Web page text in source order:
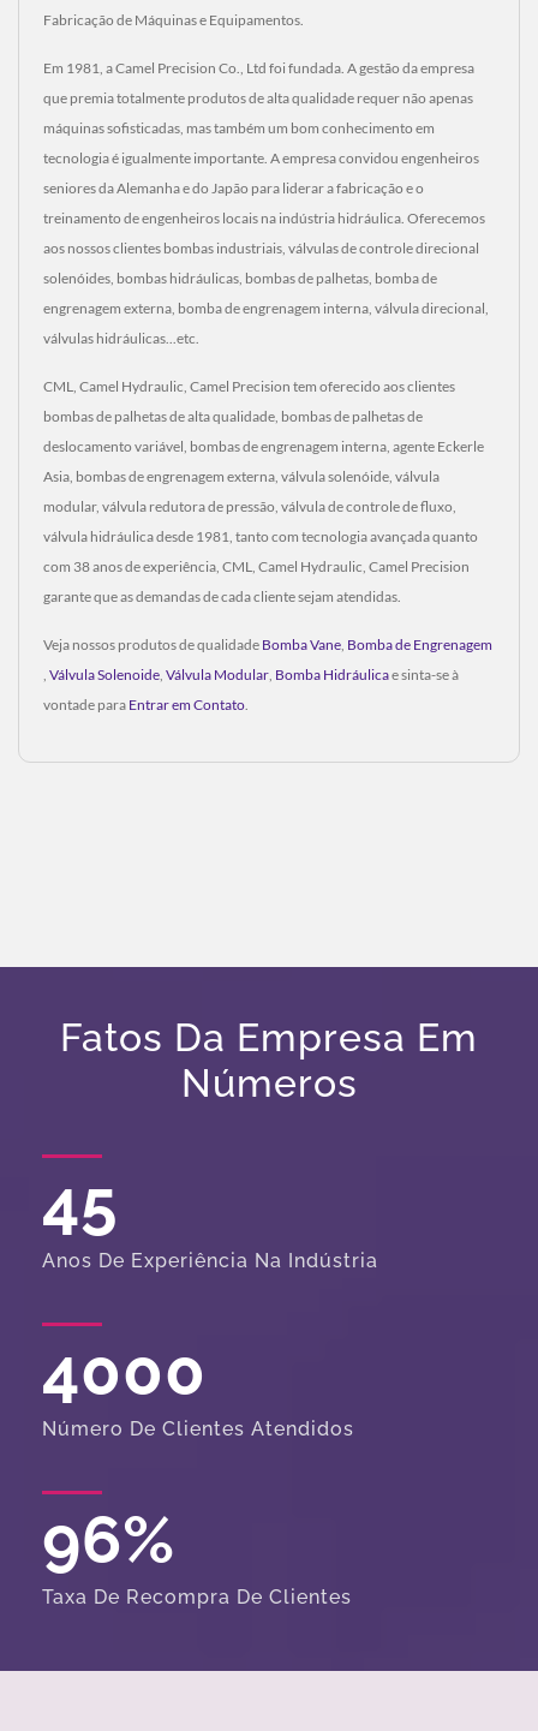
Fabricação de Máquinas e Equipamentos.
Em 1981, a Camel Precision Co., Ltd foi fundada. A gestão da empresa
que premia totalmente produtos de alta qualidade requer não apenas
máquinas sofisticadas, mas também um bom conhecimento em
tecnologia é igualmente importante. A empresa convidou engenheiros
seniores da Alemanha e do Japão para liderar a fabricação e o
treinamento de engenheiros locais na indústria hidráulica. Oferecemos
aos nossos clientes bombas industriais, válvulas de controle direcional
solenóides, bombas hidráulicas, bombas de palhetas, bomba de
engrenagem externa, bomba de engrenagem interna, válvula direcional,
válvulas hidráulicas...etc.
CML, Camel Hydraulic, Camel Precision tem oferecido aos clientes
bombas de palhetas de alta qualidade, bombas de palhetas de
deslocamento variável, bombas de engrenagem interna, agente Eckerle
Asia, bombas de engrenagem externa, válvula solenóide, válvula
modular, válvula redutora de pressão, válvula de controle de fluxo,
válvula hidráulica desde 1981, tanto com tecnologia avançada quanto
com 38 anos de experiência, CML, Camel Hydraulic, Camel Precision
garante que as demandas de cada cliente sejam atendidas.
Veja nossos produtos de qualidade Bomba Vane Bomba de Engrenagem
Válvula Solenoide Válvula Modular Bomba Hidráulicae sinta-se à
vontade para Entrar em Contato
Fatos Da Empresa Em
Números
45
Anos De Experiência Na Indústria
4000
Número De Clientes Atendidos
96%
Taxa De Recompra De Clientes